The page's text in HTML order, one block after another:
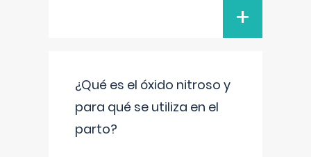
+
¿Qué es el óxido nitroso y
para qué se utiliza en el
parto?